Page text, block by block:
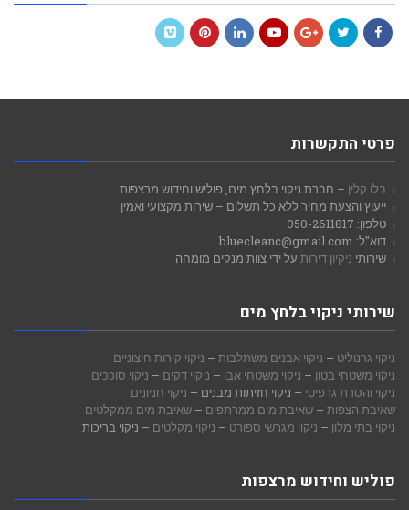
פרטי התקשרות
בלו קלין – חברת ניקוי בלחץ מים, פוליש וחידוש מרצפות
ייעוץ והצעת מחיר ללא כל תשלום – שירות מקצועי ואמין
טלפון: 050-2611817
דוא"ל: bluecleanc@gmail.com
שירותי ניקיון דירות על ידי צוות מנקים מומחה
שירותי ניקוי בלחץ מים
ניקוי גרנוליט – ניקוי אבנים משתלבות – ניקוי קירות חיצוניים
ניקוי משטחי בטון – ניקוי משטחי אבן – ניקוי דקים – ניקוי סוככים
ניקוי והסרת גרפיטי – ניקוי חזיתות מבנים – ניקוי חניונים
שאיבת הצפות – שאיבת מים ממרתפים – שאיבת מים ממקלטים
ניקוי בתי מלון – ניקוי מגרשי ספורט – ניקוי מקלטים – ניקוי בריכות
פוליש וחידוש מרצפות